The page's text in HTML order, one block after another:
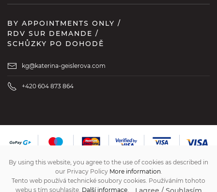
BY APPOINTMENTS ONLY /
RDV SUR DEMANDE /
SCHŮZKY PO DOHODĚ
kg@katerina-geislerova.com
+420 604 873 864
By using this website, you agree to the use of cookies as described in
our Privacy Policy More information.
Tento web používá technické soubory cookies. Používáním tohoto
webu s tím souhlasíte. Další informace.